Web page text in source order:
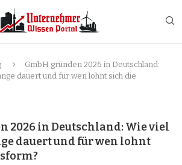
GmbH gründen 2026 in Deutschland:
dauert und für wen lohnt sich die
2026 in Deutschland: Wie viel
dauert und für wen lohnt